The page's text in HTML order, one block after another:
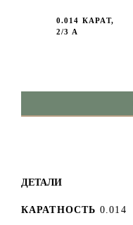
0.014 КАРАТ,
2/3 A
ДЕТАЛИ
КАРАТНОСТЬ 0.014